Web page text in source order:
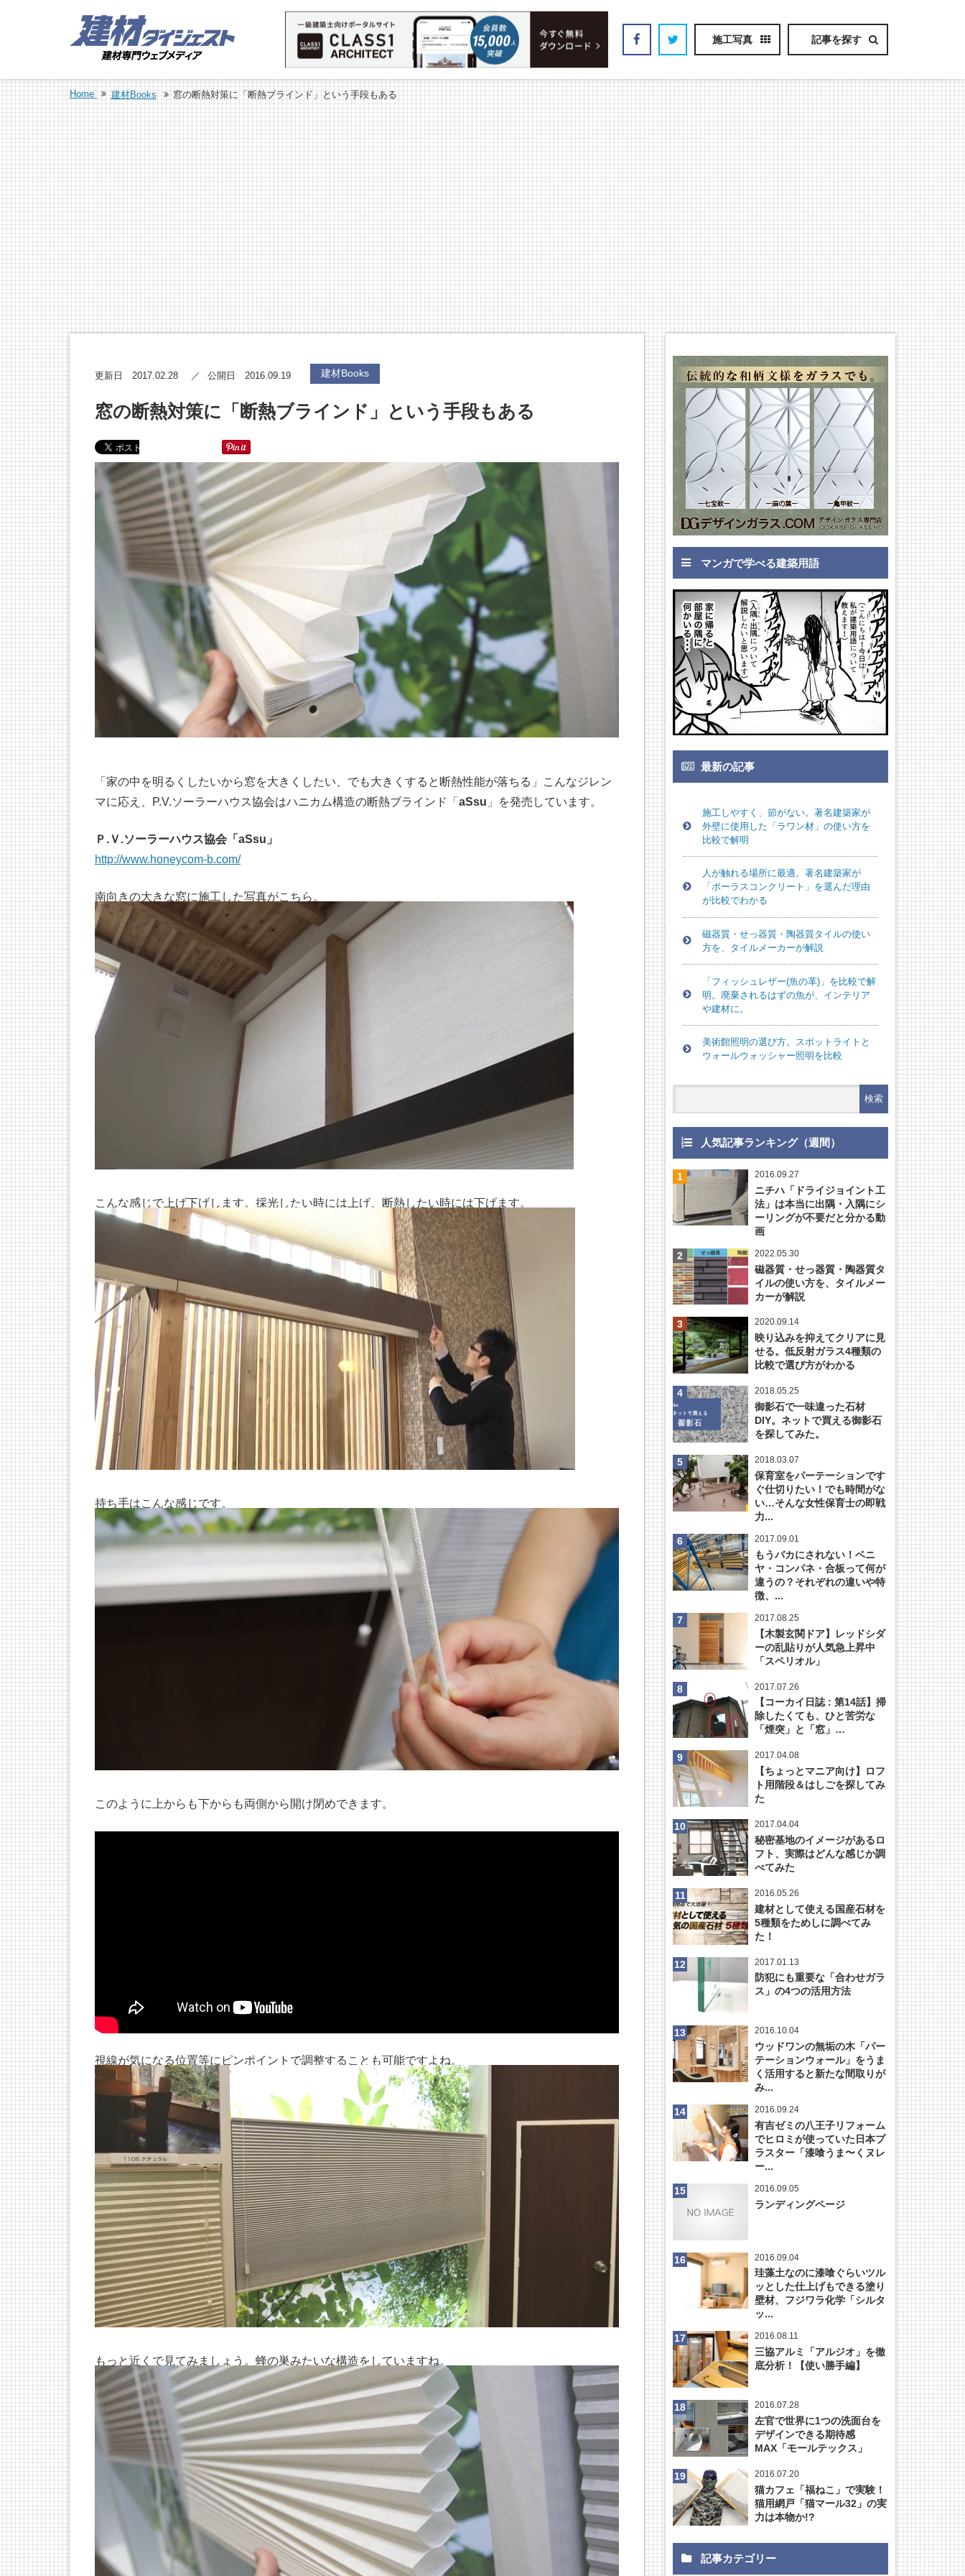
施工写真 記事を探す
Home 建材Books 窓の断熱対策に「断熱ブラインド」という手段もある
更新日 2017.02.28 公開日 2016.09.19 建材Books
窓の断熱対策に「断熱ブラインド」という手段もある
「家の中を明るくしたいから窓を大きくしたい、でも大きくすると断熱性能が落ちる」こんなジレン
マに応え、P.V.ソーラーハウス協会はハニカム構造の断熱ブラインド「 aSsu 」を発売しています。
Ｐ.Ｖ.ソーラーハウス協会「aSsu」
http://www.honeycom-b.com/
南向きの大きな窓に施工した写真がこちら。
こんな感じで上げ下げします。採光したい時には上げ、断熱したい時には下げます。
持ち手はこんな感じです。
このように上からも下からも両側から開け閉めできます。
視線が気になる位置等にピンポイントで調整することも可能ですよね。
もっと近くで見てみましょう。蜂の巣みたいな構造をしていますね。
マンガで学べる建築用語
最新の記事
施工しやすく、節がない。著名建築家が
外壁に使用した「ラワン材」の使い方を
比較で解明
人が触れる場所に最適。著名建築家が
「ポーラスコンクリート」を選んだ理由
が比較でわかる
磁器質・せっ器質・陶器質タイルの使い
方を、タイルメーカーが解説
「フィッシュレザー(魚の革)」を比較で解
明。廃棄されるはずの魚が、インテリア
や建材に。
美術館照明の選び方。スポットライトと
ウォールウォッシャー照明を比較
人気記事ランキング（週間）
2016.09.27
ニチハ「ドライジョイント工
法」は本当に出隅・入隅にシ
ーリングが不要だと分かる動
画
2022.05.30
磁器質・せっ器質・陶器質タ
イルの使い方を、タイルメー
カーが解説
2020.09.14
映り込みを抑えてクリアに見
せる。低反射ガラス4種類の
比較で選び方がわかる
2018.05.25
御影石で一味違った石材
DIY。ネットで買える御影石
を探してみた。
2018.03.07
保育室をパーテーションです
ぐ仕切りたい！でも時間がな
い…そんな女性保育士の即戦
力...
2017.09.01
もうバカにされない！ベニ
ヤ・コンパネ・合板って何が
違うの？それぞれの違いや特
徴、...
2017.08.25
【木製玄関ドア】レッドシダ
ーの乱貼りが人気急上昇中
「スペリオル」
2017.07.26
【コーカイ日誌 : 第14話】掃
除したくても、ひと苦労な
「煙突」と「窓」…
2017.04.08
【ちょっとマニア向け】ロフ
ト用階段＆はしごを探してみ
た
2017.04.04
秘密基地のイメージがあるロ
フト、実際はどんな感じか調
べてみた
2016.05.26
建材として使える国産石材を
5種類をためしに調べてみ
た！
2017.01.13
防犯にも重要な「合わせガラ
ス」の4つの活用方法
2016.10.04
ウッドワンの無垢の木「パー
テーションウォール」をうま
く活用すると新たな間取りが
み...
2016.09.24
有吉ゼミの八王子リフォーム
でヒロミが使っていた日本プ
ラスター「漆喰うま〜くヌレ
ー...
2016.09.05
ランディングページ
2016.09.04
珪藻土なのに漆喰ぐらいツル
ッとした仕上げもできる塗り
壁材、フジワラ化学「シルタ
ッ...
2016.08.11
三協アルミ「アルジオ」を徹
底分析！【使い勝手編】
2016.07.28
左官で世界に1つの洗面台を
デザインできる期待感
MAX「モールテックス」
2016.07.20
猫カフェ「福ねこ」で実験！
猫用網戸「猫マール32」の実
力は本物か!?
記事カテゴリー